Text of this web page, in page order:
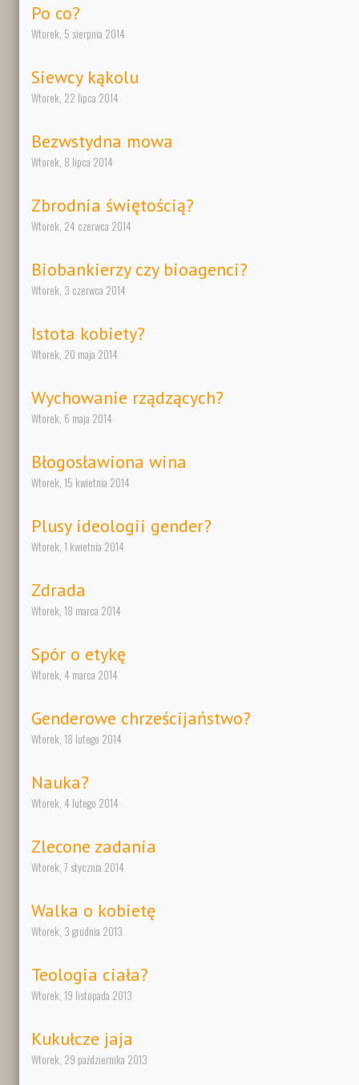
Po co?
Wtorek, 5 sierpnia 2014
Siewcy kąkolu
Wtorek, 22 lipca 2014
Bezwstydna mowa
Wtorek, 8 lipca 2014
Zbrodnia świętością?
Wtorek, 24 czerwca 2014
Biobankierzy czy bioagenci?
Wtorek, 3 czerwca 2014
Istota kobiety?
Wtorek, 20 maja 2014
Wychowanie rządzących?
Wtorek, 6 maja 2014
Błogosławiona wina
Wtorek, 15 kwietnia 2014
Plusy ideologii gender?
Wtorek, 1 kwietnia 2014
Zdrada
Wtorek, 18 marca 2014
Spór o etykę
Wtorek, 4 marca 2014
Genderowe chrześcijaństwo?
Wtorek, 18 lutego 2014
Nauka?
Wtorek, 4 lutego 2014
Zlecone zadania
Wtorek, 7 stycznia 2014
Walka o kobietę
Wtorek, 3 grudnia 2013
Teologia ciała?
Wtorek, 19 listopada 2013
Kukułcze jaja
Wtorek, 29 października 2013